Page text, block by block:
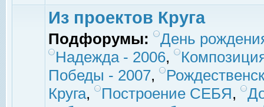
Из проектов Круга
Подфорумы:
День
Надежда - 2006,
Победы - 2007,
Круга, Построение СЕБЯ,